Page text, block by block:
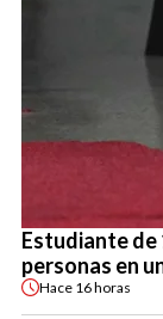
Estudiante de
personas en
Hace 16 horas